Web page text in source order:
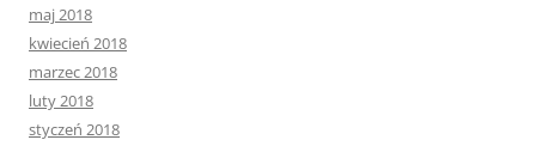
maj 2018
kwiecień 2018
marzec 2018
luty 2018
styczeń 2018